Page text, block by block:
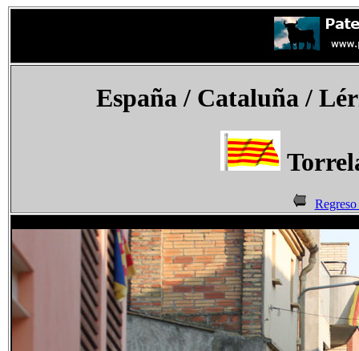
España/ Cataluña /